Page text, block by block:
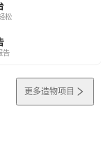
松
告
更多造物项目